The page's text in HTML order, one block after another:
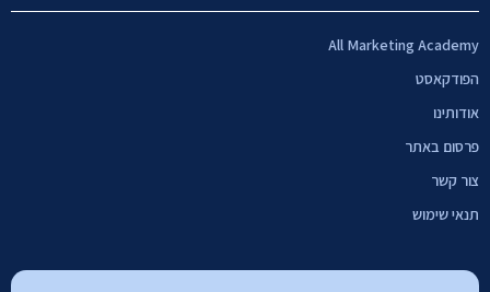
All Marketing Academy
הפודקאסט
אודותינו
פרסום באתר
צור קשר
תנאי שימוש